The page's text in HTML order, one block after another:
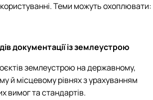
Теми можуть охоплювати:
документації із землеустрою
землеустрою на державному,
й місцевому рівнях з урахуванням
вимог та стандартів.